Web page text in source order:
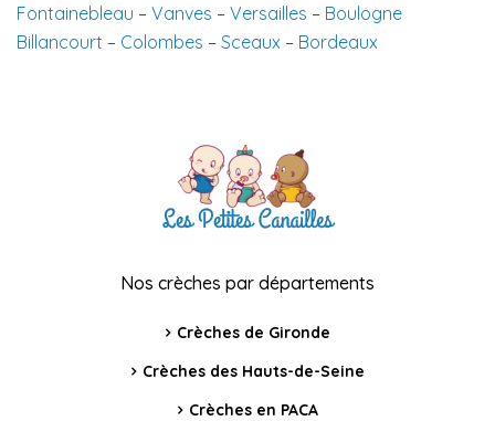
Fontainebleau – Vanves – Versailles – Boulogne
Billancourt – Colombes – Sceaux – Bordeaux
Nos crèches par départements
Crèches de Gironde
Crèches des Hauts-de-Seine
Crèches en PACA